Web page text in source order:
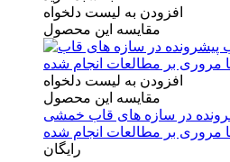
افزودن به لیست دلخواه
مقایسه این محصول
افزودن به لیست دلخواه
مقایسه این محصول
در سازه های قاب خمشی
مروری بر مطالعات انجام شده
رایگان